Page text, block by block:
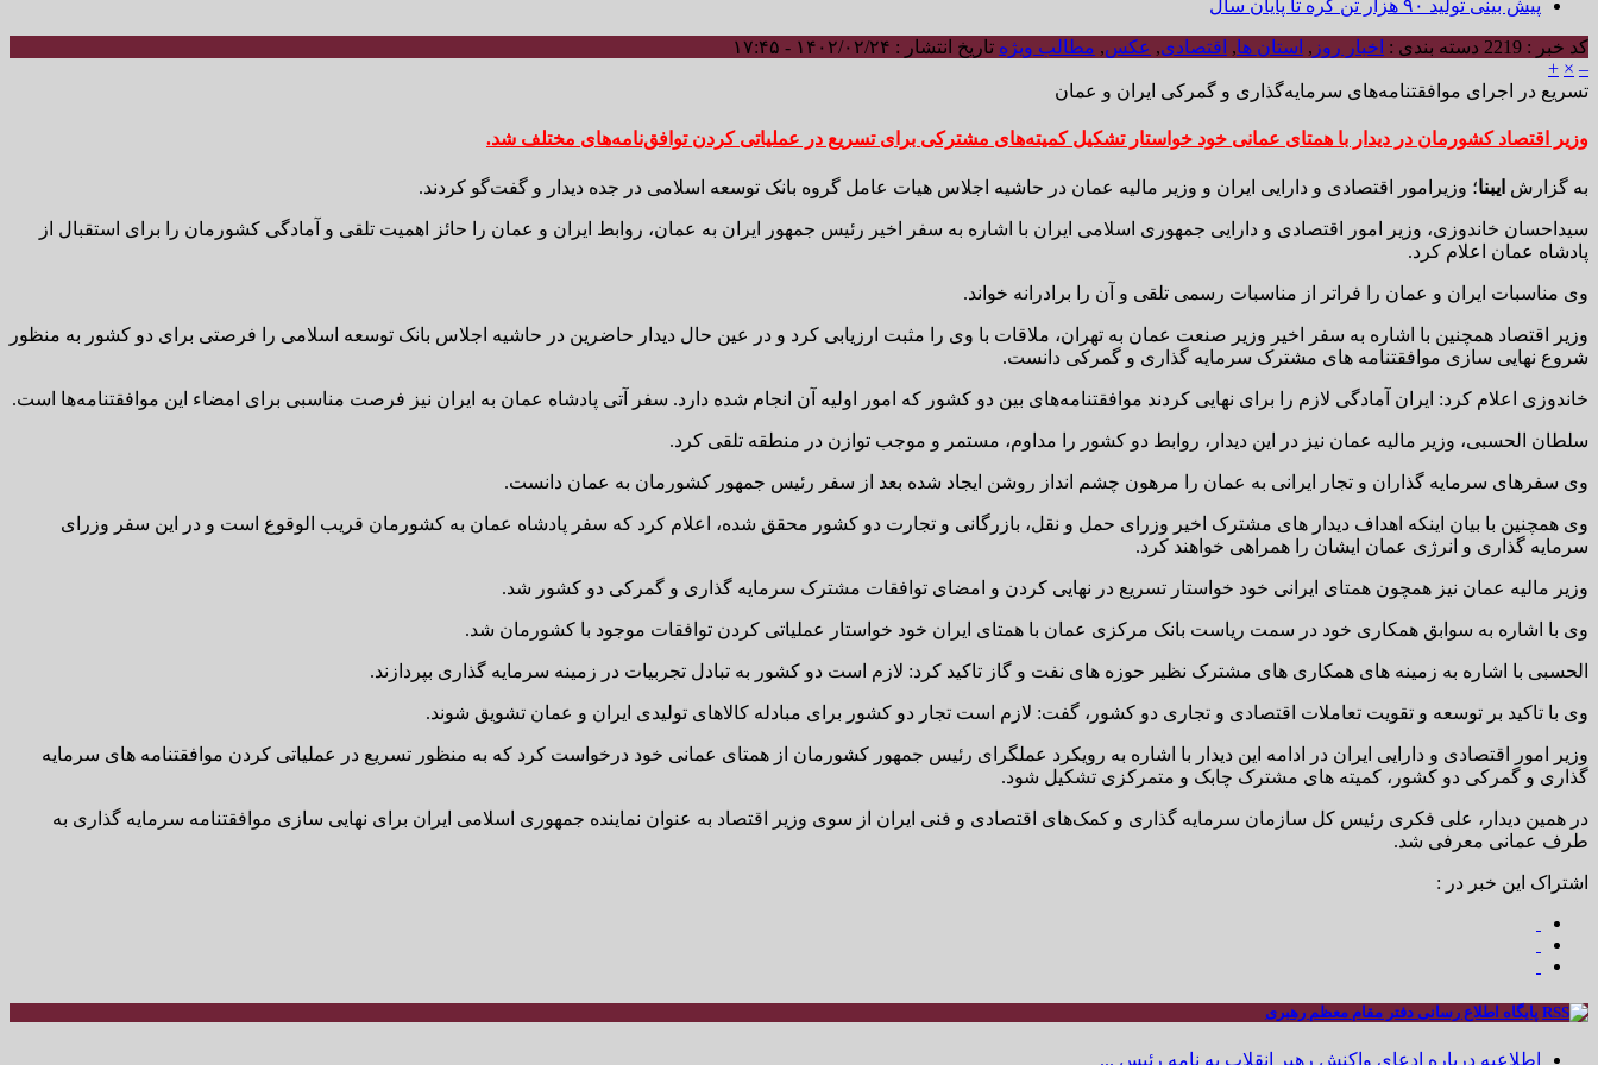
پیش بینی تولید ۹۰ هزار تن کره تا پایان سال
کد خبر : 2219 دسته بندی : اخبار روز , استان ها, اقتصادی, عکس, مطالب ویژه تاریخ انتشار : ۱۴۰۲/۰۲/۲۴ - ۱۷:۴۵
–
×
+
تسریع در اجرای موافقتنامه‌های سرمایه‌گذاری و گمرکی ایران و عمان
وزیر اقتصاد کشورمان در دیدار با همتای عمانی خود خواستار تشکیل کمیته‌های مشترکی برای تسریع در عملیاتی کردن توافق‌نامه‌های مختلف شد.
به گزارش ایبنا؛ وزیرامور اقتصادی و دارایی ایران و وزیر مالیه عمان در حاشیه اجلاس هیات عامل گروه بانک توسعه اسلامی در جده دیدار و گفت‌گو کردند.
سیداحسان خاندوزی، وزیر امور اقتصادی و دارایی جمهوری اسلامی ایران با اشاره به سفر اخیر رئیس جمهور ایران به عمان، روابط ایران و عمان را حائز اهمیت تلقی و آمادگی کشورمان را برای استقبال از
پادشاه عمان اعلام کرد.
وی مناسبات ایران و عمان را فراتر از مناسبات رسمی تلقی و آن را برادرانه خواند.
وزیر اقتصاد همچنین با اشاره به سفر اخیر وزیر صنعت عمان به تهران، ملاقات با وی را مثبت ارزیابی کرد و در عین حال دیدار حاضرین در حاشیه اجلاس بانک توسعه اسلامی را فرصتی برای دو کشور به منظور
شروع نهایی سازی موافقتنامه های مشترک سرمایه گذاری و گمرکی دانست.
خاندوزی اعلام کرد: ایران آمادگی لازم را برای نهایی کردند موافقتنامه‌های بین دو کشور که امور اولیه آن انجام شده دارد. سفر آتی پادشاه عمان به ایران نیز فرصت مناسبی برای امضاء این موافقتنامه‌ها است.
سلطان الحسبی، وزیر مالیه عمان نیز در این دیدار، روابط دو کشور را مداوم، مستمر و موجب توازن در منطقه تلقی کرد.
وی سفرهای سرمایه گذاران و تجار ایرانی به عمان را مرهون چشم انداز روشن ایجاد شده بعد از سفر رئیس جمهور کشورمان به عمان دانست.
وی همچنین با بیان اینکه اهداف دیدار های مشترک اخیر وزرای حمل و نقل، بازرگانی و تجارت دو کشور محقق شده، اعلام کرد که سفر پادشاه عمان به کشورمان قریب الوقوع است و در این سفر وزرای
سرمایه گذاری و انرژی عمان ایشان را همراهی خواهند کرد.
وزیر مالیه عمان نیز همچون همتای ایرانی خود خواستار تسریع در نهایی کردن و امضای توافقات مشترک سرمایه گذاری و گمرکی دو کشور شد.
وی با اشاره به سوابق همکاری خود در سمت ریاست بانک مرکزی عمان با همتای ایران خود خواستار عملیاتی کردن توافقات موجود با کشورمان شد.
الحسبی با اشاره به زمینه های همکاری های مشترک نظیر حوزه های نفت و گاز تاکید کرد: لازم است دو کشور به تبادل تجربیات در زمینه سرمایه گذاری بپردازند.
وی با تاکید بر توسعه و تقویت تعاملات اقتصادی و تجاری دو کشور، گفت: لازم است تجار دو کشور برای مبادله کالاهای تولیدی ایران و عمان تشویق شوند.
وزیر امور اقتصادی و دارایی ایران در ادامه این دیدار با اشاره به رویکرد عملگرای رئیس جمهور کشورمان از همتای عمانی خود درخواست کرد که به منظور تسریع در عملیاتی کردن موافقتنامه های سرمایه
گذاری و گمرکی دو کشور، کمیته های مشترک چابک و متمرکزی تشکیل شود.
در همین دیدار، علی فکری رئیس کل سازمان سرمایه گذاری و کمک‌های اقتصادی و فنی ایران از سوی وزیر اقتصاد به عنوان نماینده جمهوری اسلامی ایران برای نهایی سازی موافقتنامه سرمایه گذاری به
طرف عمانی معرفی شد.
اشتراک این خبر در :
پایگاه اطلاع رسانی دفتر مقام معظم رهبری
اطلاعیه درباره ادعای واکنش رهبر انقلاب به نامه رئیس ...